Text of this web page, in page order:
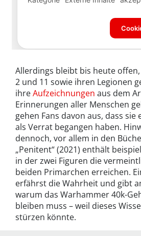
Allerdings bleibt bis heute
2 und 11 sowie ihren Legionen
ihreAufzeichnungen aus dem
Erinnerungen aller Menschen
gehen Fans davon aus, dass sie
als Verrat begangen haben.
dennoch, vor allem in den
„Penitent“ (2021) enthält
in der zwei Figuren die
beiden Primarchen erreichen.
erfährst die Wahrheit und gibt
warum das Warhammer 40k-
bleiben muss – weil dieses
stürzen könnte.